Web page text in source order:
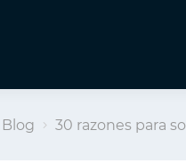
Blog 30 razones para